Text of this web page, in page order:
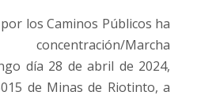
los Caminos Públicos ha
Marcha
día 28 de abril de 2024,
de Minas de Riotinto, a